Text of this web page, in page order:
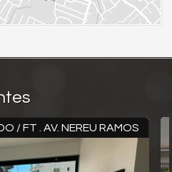
/ FT . AV. NEREU RAMOS